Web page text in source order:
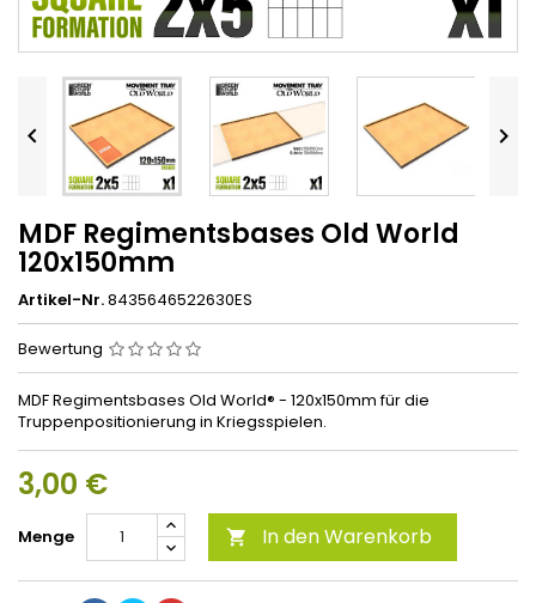
 
MDF Regimentsbases Old World
120x150mm
Artikel-Nr.8435646522630ES
Bewertung
MDF Regimentsbases Old World® - 120x150mm für die
Truppenpositionierung in Kriegsspielen.
3,00 €
Menge  In den Warenkorb